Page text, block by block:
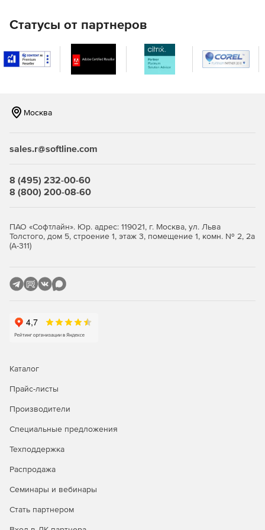
Настройки расчета и печати
Все настройки расчета и печати в одном месте.
Подсказки, объясняющие значение настроек.
Окно с сообщением о ходе выполнения операции
Все иконки в программе имеют подписи.
Итоги по разделу и смете всегда на экране.
ресурсный, ресурсно-индексный.
Фильтр (поиск) в смете и акте.
Окно «Акт выполненных работ»
Задание общего процента выполнения по всей смете
Графическое отображение закрытия по каждой
Статусы от партнеров
Москва
sales.r@softline.com
8 (495) 232-00-60
8 (800) 200-08-60
ПАО «Софтлайн». Юр. адрес: 119021, г. Москва, ул. Льва
Толстого, дом 5, строение 1, этаж 3, помещение 1, комн. № 2, 2а
(А-311)
Каталог
Прайс-листы
Производители
Специальные предложения
Техподдержка
Распродажа
Семинары и вебинары
Стать партнером